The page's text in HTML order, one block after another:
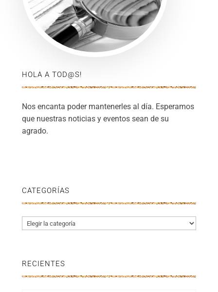
HOLA A TOD@S!
Nos encanta poder mantenerles al día. Esperamos
que nuestras noticias y eventos sean de su
agrado.
CATEGORÍAS
Categorías
RECIENTES